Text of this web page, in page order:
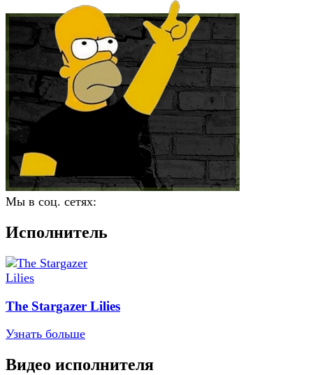
Мы в соц. сетях:
Исполнитель
The Stargazer Lilies
Узнать больше
Видео исполнителя